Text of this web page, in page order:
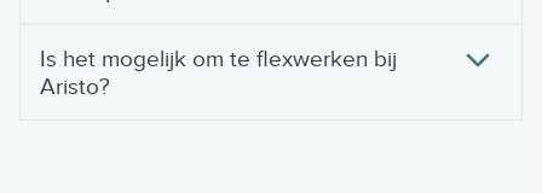
Is het mogelijk om te flexwerken bij
Aristo?